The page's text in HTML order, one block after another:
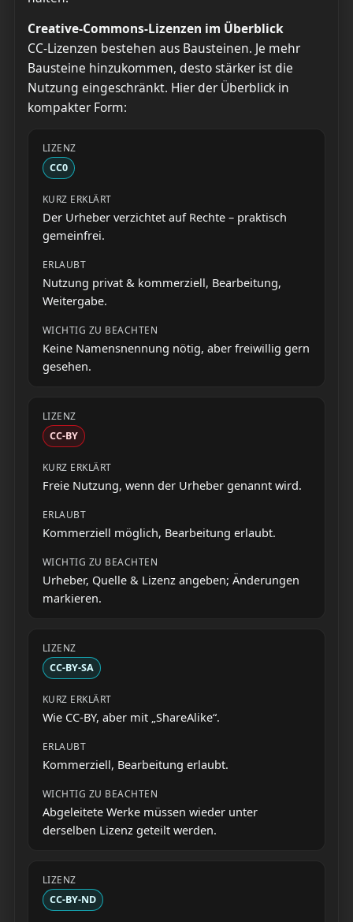
Creative-Commons-Lizenzen im Überblick
CC-Lizenzen bestehen aus Bausteinen. Je mehr
Bausteine hinzukommen, desto stärker ist die
Nutzung eingeschränkt. Hier der Überblick in
kompakter Form:
CC0
Der Urheber verzichtet auf Rechte – praktisch
gemeinfrei.
Nutzung privat & kommerziell, Bearbeitung,
Weitergabe.
Keine Namensnennung nötig, aber freiwillig gern
gesehen.
CC-BY
Freie Nutzung, wenn der Urheber genannt wird.
Kommerziell möglich, Bearbeitung erlaubt.
Urheber, Quelle & Lizenz angeben; Änderungen
markieren.
CC-BY-SA
Wie CC-BY, aber mit „ShareAlike“.
Kommerziell, Bearbeitung erlaubt.
Abgeleitete Werke müssen wieder unter
derselben Lizenz geteilt werden.
CC-BY-ND